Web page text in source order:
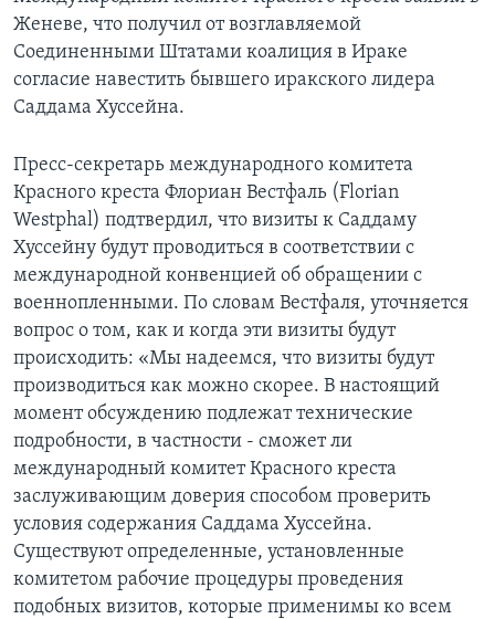
поискДИСКУССИЯ VOA
ДЕТАЛИ
НЬЮ-ЙОРК NEW YORK
АРТЕФАКТЫ
АМЕРИКАНСКИЕ ГОРОДКИ
ТЕСТЫ
ЗА СВОБОДУ ПРЕССЫ
УЧИМ АНГЛИЙСКИЙ
ВИДЕО
ПОДПИСКА НА НОВОСТИ
Learning English
СОЦИАЛЬНЫЕ СЕТИ
Языки
Женеве, что получил от возглавляемой
Соединенными Штатами коалиция в Ираке
согласие навестить бывшего иракского лидера
Саддама Хуссейна.
Пресс-секретарь международного комитета
Красного креста Флориан Вестфаль (Florian
Westphal) подтвердил, что визиты к Саддаму
Хуссейну будут проводиться в соответствии с
международной конвенцией об обращении с
военнопленными. По словам Вестфаля, уточняется
вопрос о том, как и когда эти визиты будут
происходить: «Мы надеемся, что визиты будут
производиться как можно скорее. В настоящий
момент обсуждению подлежат технические
подробности, в частности - сможет ли
международный комитет Красного креста
заслуживающим доверия способом проверить
условия содержания Саддама Хуссейна.
Существуют определенные, установленные
комитетом рабочие процедуры проведения
подобных визитов, которые применимы ко всем